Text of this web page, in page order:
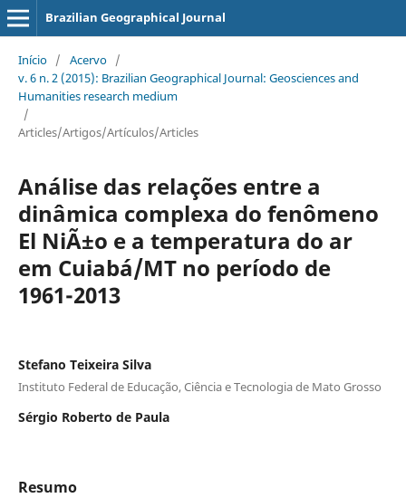
Brazilian Geographical Journal
Início / Acervo /
v. 6 n. 2 (2015): Brazilian Geographical Journal: Geosciences and
Humanities research medium
/
Articles/Artigos/Artículos/Articles
Análise das relações entre a
dinâmica complexa do fenômeno
El NiÃ±o e a temperatura do ar
em Cuiabá/MT no período de
1961-2013
Stefano Teixeira Silva
Instituto Federal de Educação, Ciência e Tecnologia de Mato Grosso
Sérgio Roberto de Paula
Resumo